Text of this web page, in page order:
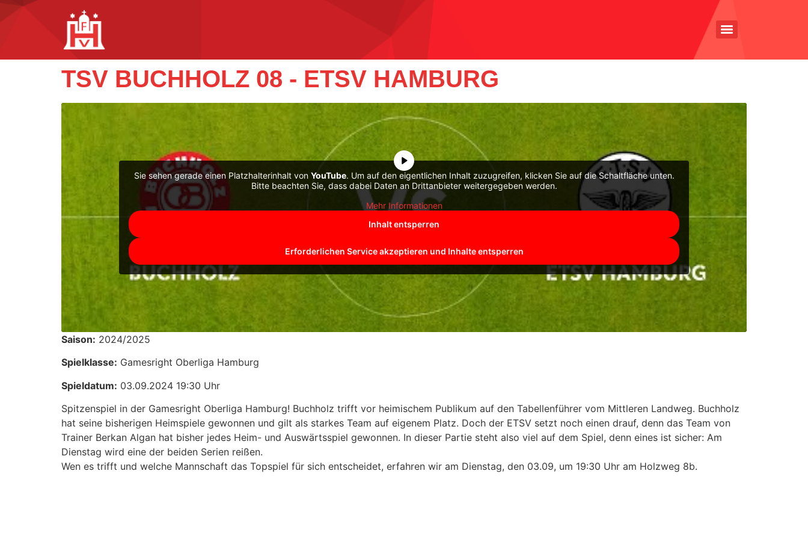
TSV BUCHHOLZ 08 - ETSV HAMBURG
Sie sehen gerade einen Platzhalterinhalt von YouTube. Um auf den eigentlichen Inhalt zuzugreifen, klicken Sie auf die Schaltfläche unten.
Bitte beachten Sie, dass dabei Daten an Drittanbieter weitergegeben werden.
Mehr Informationen
Inhalt entsperren
Erforderlichen Service akzeptieren und Inhalte entsperren
Saison: 2024/2025
Spielklasse: Gamesright Oberliga Hamburg
Spieldatum: 03.09.2024 19:30 Uhr
Spitzenspiel in der Gamesright Oberliga Hamburg! Buchholz trifft vor heimischem Publikum auf den Tabellenführer vom Mittleren Landweg. Buchholz
hat seine bisherigen Heimspiele gewonnen und gilt als starkes Team auf eigenem Platz. Doch der ETSV setzt noch einen drauf, denn das Team von
Trainer Berkan Algan hat bisher jedes Heim- und Auswärtsspiel gewonnen. In dieser Partie steht also viel auf dem Spiel, denn eines ist sicher: Am
Dienstag wird eine der beiden Serien reißen.
Wen es trifft und welche Mannschaft das Topspiel für sich entscheidet, erfahren wir am Dienstag, den 03.09, um 19:30 Uhr am Holzweg 8b.